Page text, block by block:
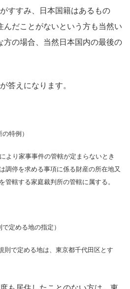
すすみ、日本国籍はあるもの
んだことがないという方も当然い
方の場合、当然日本国内の最後の
答えになります。
特例）
り家事事件の管轄が定まらないとき
調停を求める事項に係る財産の所在地又
管轄する家庭裁判所の管轄に属する。
定める地の指定）
則で定める地は、東京都千代田区とす